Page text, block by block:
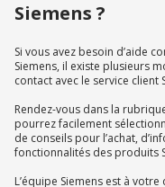
Siemens ?
Si vous avez besoin d’aide
Siemens, il existe plusieurs
contact avec le service client
Rendez-vous dans la
pourrez facilement
de conseils pour l’achat,
fonctionnalités des produits
L’équipe Siemens est à